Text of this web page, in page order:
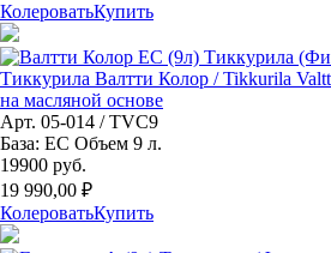
КолероватьКупить
Тиккурила Валтти Колор / Tikkurila
на масляной основе
Арт. 05-014 / TVC9
База: EC Объем 9 л.
19900 руб.
19 990,00 ₽
КолероватьКупить